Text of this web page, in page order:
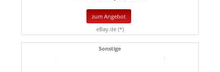
zum Angebot
eBay.de (*)
Sonstige